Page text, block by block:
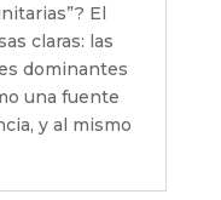
El
claras: las
dominantes
una fuente
y al mismo